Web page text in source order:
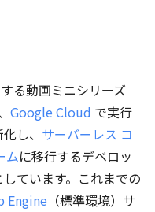
る動画ミニシリーズ
Google Cloud で実行
し、 サーバーレス コ
ムに移行するデベロッ
ています。これまでの
Engine （標準環境）サ